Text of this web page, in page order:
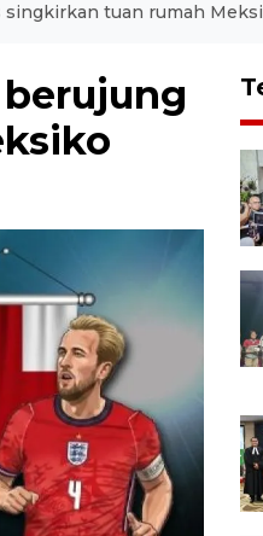
singkirkan tuan rumah
berujung